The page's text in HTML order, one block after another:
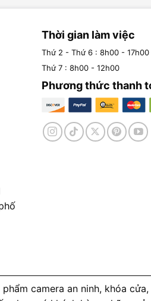
Thời gian làm việc
Thứ 2 - Thứ 6 : 8h00 - 17h00
Thứ 7 : 8h00 - 12h00
Phương thức thanh
camera an ninh, khóa